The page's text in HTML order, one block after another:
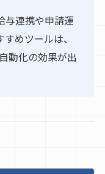
与連携や申請運
めツールは、
動化の効果が出